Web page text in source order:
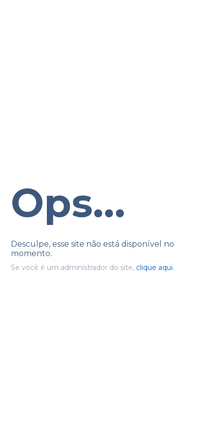
Ops...
Desculpe, esse site não está disponível no
momento.
Se você é um administrador do site, clique aqui.